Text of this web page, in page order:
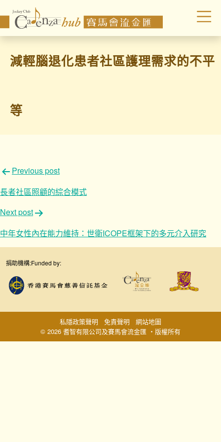
減輕腦退化患者社區護理需求的不平
等
文
章
導
覽
Previous post
長者社區照顧的綜合模式
Next post
中年女性內在能力維持：世衛ICOPE框架下的多元介入研究
捐助機構:Funded by:
© 2026 耆智有限公司及賽馬會流金匯 ‧版權所有
私隱政策聲明 免責聲明 網站地圖